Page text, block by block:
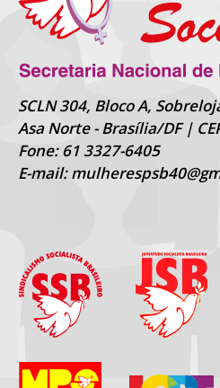
SCLN 304, Bloco A,
Asa Norte - Brasília/DF |
Fone: 61 3327-6405
E-mail: